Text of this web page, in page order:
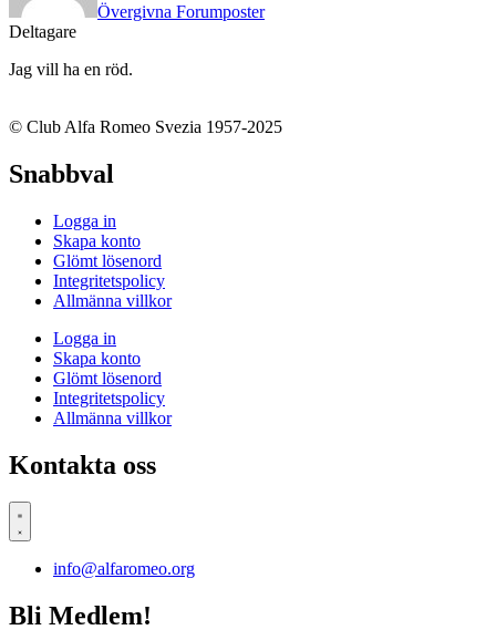
Övergivna Forumposter
Deltagare
Jag vill ha en röd.
© Club Alfa Romeo Svezia 1957-2025
Snabbval
Logga in
Skapa konto
Glömt lösenord
Integritetspolicy
Allmänna villkor
Logga in
Skapa konto
Glömt lösenord
Integritetspolicy
Allmänna villkor
Kontakta oss
info@alfaromeo.org
Bli Medlem!